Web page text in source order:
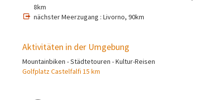
8km
nächster Meerzugang : Livorno, 90km
Aktivitäten in der Umgebung
Mountainbiken - Städtetouren - Kultur-Reisen
Golfplatz Castelfalfi 15 km